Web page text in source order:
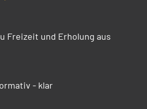
Freizeit und Erholung aus
- klar